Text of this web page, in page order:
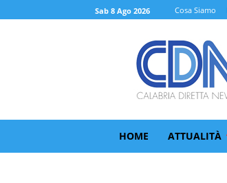
Sab 8 Ago 2026 Cosa Siamo
HOME ATTUALITÀ